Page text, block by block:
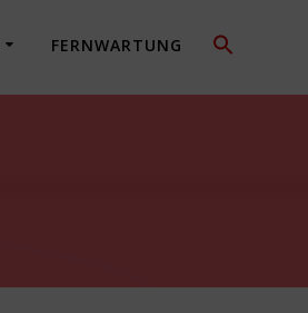
FERNWARTUNG